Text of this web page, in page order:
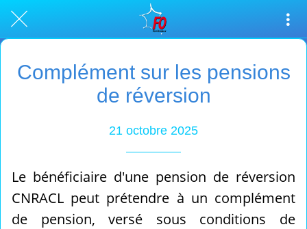
Complément sur les pensions
de réversion
21 octobre 2025
Le bénéficiaire d'une pension de réversion
CNRACL peut prétendre à un complément
de pension, versé sous conditions de